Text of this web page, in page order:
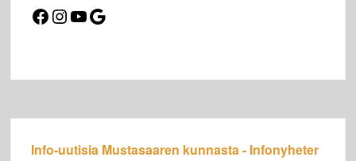
Facebook
Instagram
YouTube
Google
Info-uutisia Mustasaaren kunnasta - Infonyheter